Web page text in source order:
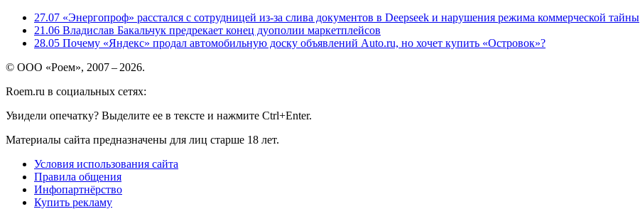
27.07 «Энергопроф» расстался с сотрудницей из-за слива документов в Deepseek и нарушения режима коммерческой тайны
21.06 Владислав Бакальчук предрекает конец дуополии маркетплейсов
28.05 Почему «Яндекс» продал автомобильную доску объявлений Auto.ru, но хочет купить «Островок»?
© ООО «Роем», 2007 – 2026.
Roem.ru в социальных сетях:
Увидели опечатку? Выделите ее в тексте и нажмите Ctrl+Enter.
Материалы сайта предназначены для лиц старше 18 лет.
Условия использования сайта
Правила общения
Инфопартнёрство
Купить рекламу